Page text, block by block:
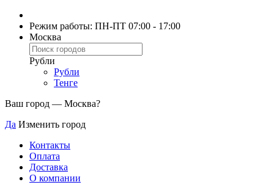
Режим работы: ПН-ПТ 07:00 - 17:00
Москва
Рубли
Рубли
Тенге
Ваш город — Москва?
Да Изменить город
Контакты
Оплата
Доставка
О компании